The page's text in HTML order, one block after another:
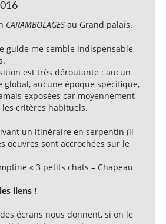
CARAMBOLAGES au Grand palais.
guide me semble indispensable,
est très déroutante : aucun
global, aucune époque spécifique,
exposées car moyennement
les critères habituels.
un itinéraire en serpentin (il
oeuvres sont accrochées sur le
« 3 petits chats – Chapeau
liens !
écrans nous donnent, si on le